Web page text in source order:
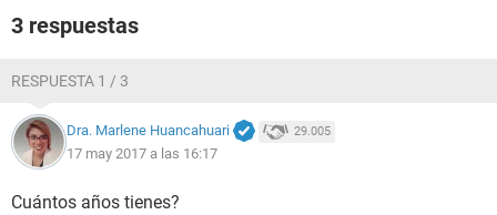
3 respuestas
RESPUESTA 1 / 3
Dra. Marlene Huancahuari 29.005
17 may 2017 a las 16:17
Cuántos años tienes?